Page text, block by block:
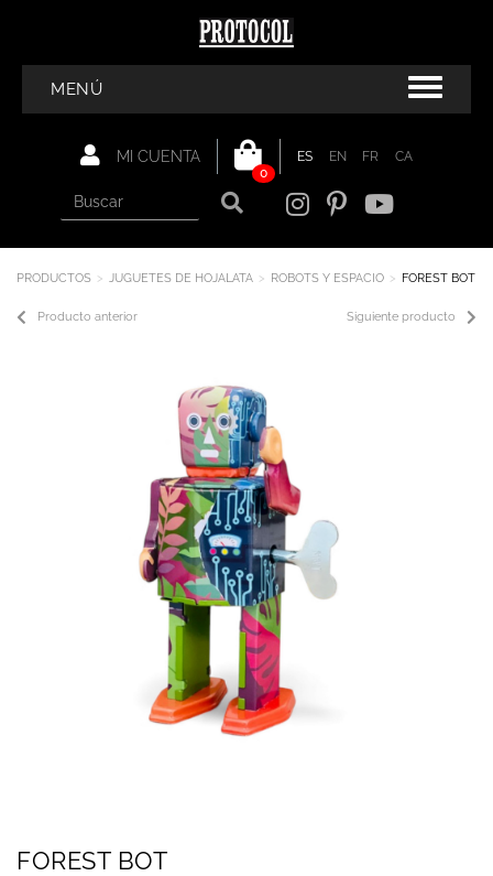
MENÚ
ES EN FR
CA
0
MI CUENTA
PRODUCTOS JUGUETES DE HOJALATA ROBOTS Y ESPACIO FOREST BOT
Siguiente producto
Producto anterior
FOREST BOT